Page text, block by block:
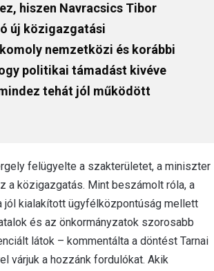
hiszen Navracsics Tibor
új közigazgatási
nemzetközi és korábbi
politikai támadást kivéve
tehát jól működött
felügyelte a szakterületet, a miniszter
a közigazgatás. Mint beszámolt róla, a
kialakított ügyfélközpontúság mellett
és az önkormányzatok szorosabb
látok – kommentálta a döntést Tarnai
várjuk a hozzánk fordulókat. Akik